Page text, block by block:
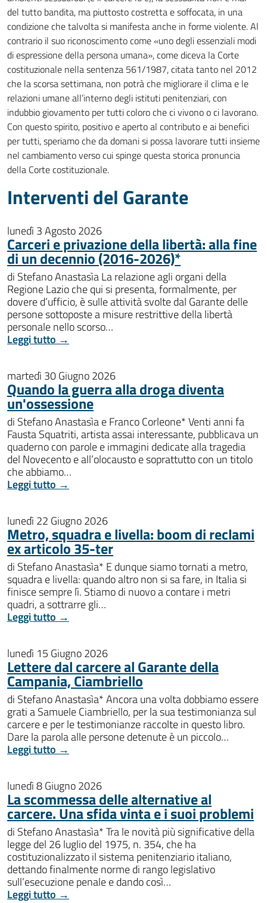
del tutto bandita, ma piuttosto costretta e soffocata, in una
condizione che talvolta si manifesta anche in forme violente. Al
contrario il suo riconoscimento come «uno degli essenziali modi
di espressione della persona umana», come diceva la Corte
costituzionale nella sentenza 561/1987, citata tanto nel 2012
che la scorsa settimana, non potrà che migliorare il clima e le
relazioni umane all’interno degli istituti penitenziari, con
indubbio giovamento per tutti coloro che ci vivono o ci lavorano.
Con questo spirito, positivo e aperto al contributo e ai benefici
per tutti, speriamo che da domani si possa lavorare tutti insieme
nel cambiamento verso cui spinge questa storica pronuncia
della Corte costituzionale.
Interventi del Garante
lunedì 3 Agosto 2026
Carceri e privazione della libertà: alla fine
di un decennio (2016-2026)*
di Stefano Anastasìa La relazione agli organi della
Regione Lazio che qui si presenta, formalmente, per
dovere d’ufficio, è sulle attività svolte dal Garante delle
persone sottoposte a misure restrittive della libertà
personale nello scorso…
Leggi tutto →
martedì 30 Giugno 2026
Quando la guerra alla droga diventa
un'ossessione
di Stefano Anastasìa e Franco Corleone* Venti anni fa
Fausta Squatriti, artista assai interessante, pubblicava un
quaderno con parole e immagini dedicate alla tragedia
del Novecento e all’olocausto e soprattutto con un titolo
che abbiamo…
Leggi tutto →
lunedì 22 Giugno 2026
Metro, squadra e livella: boom di reclami
ex articolo 35-ter
di Stefano Anastasìa* E dunque siamo tornati a metro,
squadra e livella: quando altro non si sa fare, in Italia si
finisce sempre lì. Stiamo di nuovo a contare i metri
quadri, a sottrarre gli…
Leggi tutto →
lunedì 15 Giugno 2026
Lettere dal carcere al Garante della
Campania, Ciambriello
di Stefano Anastasìa* Ancora una volta dobbiamo essere
grati a Samuele Ciambriello, per la sua testimonianza sul
carcere e per le testimonianze raccolte in questo libro.
Dare la parola alle persone detenute è un piccolo…
Leggi tutto →
lunedì 8 Giugno 2026
La scommessa delle alternative al
carcere. Una sfida vinta e i suoi problemi
di Stefano Anastasìa* Tra le novità più significative della
legge del 26 luglio del 1975, n. 354, che ha
costituzionalizzato il sistema penitenziario italiano,
dettando finalmente norme di rango legislativo
sull’esecuzione penale e dando così…
Leggi tutto →